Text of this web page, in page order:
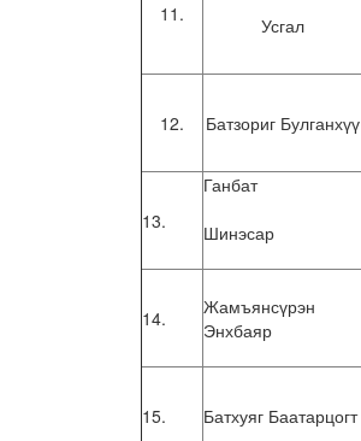
11.
Усгал
12. Батзориг Булганхүү
13.
Ганбат
Шинэсар
14.
Жамъянсүрэн
Энхбаяр
15. Батхуяг Баатарцогт